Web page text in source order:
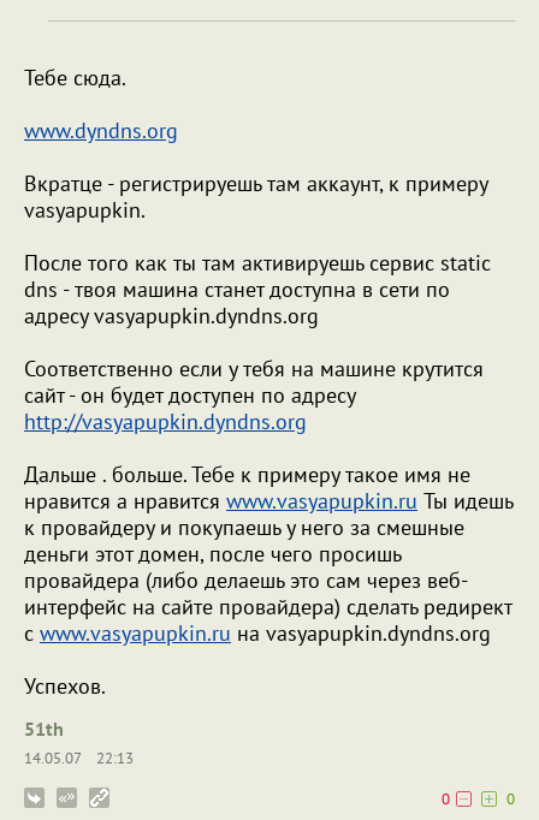
Тебе сюда.
www.dyndns.org
Вкратце - регистрируешь там аккаунт, к примеру
vasyapupkin.
После того как ты там активируешь сервис static
dns - твоя машина станет доступна в сети по
адресу vasyapupkin.dyndns.org
Соответственно если у тебя на машине крутится
сайт - он будет доступен по адресу
http://vasyapupkin.dyndns.org
Дальше . больше. Тебе к примеру такое имя не
нравится а нравится www.vasyapupkin.ru Ты идешь
к провайдеру и покупаешь у него за смешные
деньги этот домен, после чего просишь
провайдера (либо делаешь это сам через веб-
интерфейс на сайте провайдера) сделать редирект
с www.vasyapupkin.ru на vasyapupkin.dyndns.org
Успехов.
51th
14.05.07
22:13
0
0